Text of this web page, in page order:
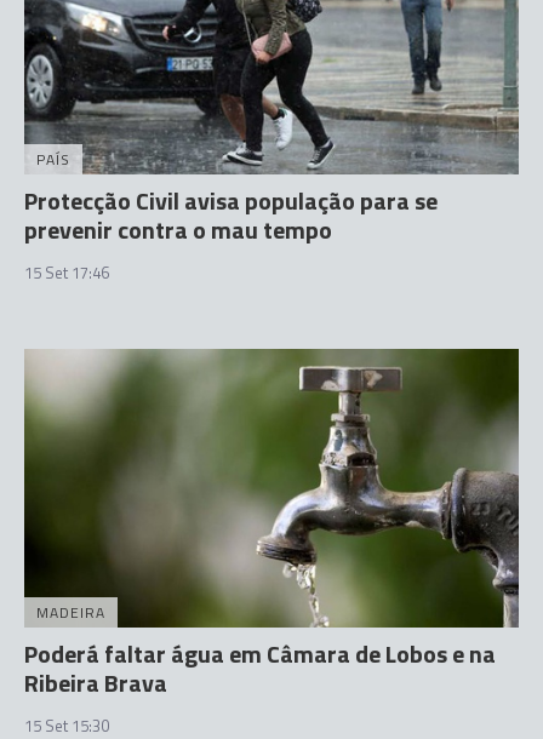
PAÍS
Protecção Civil avisa população para se
prevenir contra o mau tempo
15 Set 17:46
MADEIRA
Poderá faltar água em Câmara de Lobos e na
Ribeira Brava
15 Set 15:30